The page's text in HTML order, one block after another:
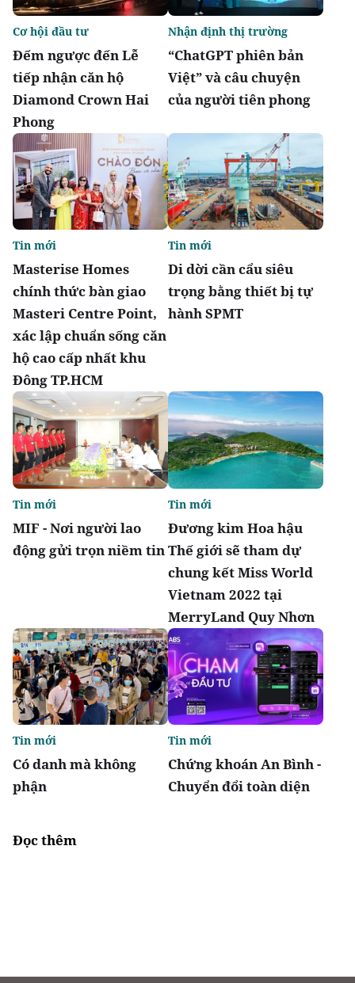
Đếm ngược đến Lễ
tiếp nhận căn hộ
Diamond Crown Hai
Phong
Cơ hội đầu tư
“ChatGPT phiên bản
Việt” và câu chuyện
của người tiên phong
Nhận định thị trường
Masterise Homes
chính thức bàn giao
Masteri Centre Point,
xác lập chuẩn sống căn
hộ cao cấp nhất khu
Đông TP.HCM
Tin mới
Di dời cần cẩu siêu
trọng bằng thiết bị tự
hành SPMT
Tin mới
MIF - Nơi người lao
động gửi trọn niềm tin
Tin mới
Đương kim Hoa hậu
Thế giới sẽ tham dự
chung kết Miss World
Vietnam 2022 tại
MerryLand Quy Nhơn
Tin mới
Có danh mà không
phận
Tin mới
Chứng khoán An Bình -
Chuyển đổi toàn diện
Tin mới
Đọc thêm